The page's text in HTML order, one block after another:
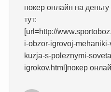
покер онлайн на
тут:
[url=http://
i-obzor-igrovoj-
kuzja-s-poleznymi-
igrokov.html]покер